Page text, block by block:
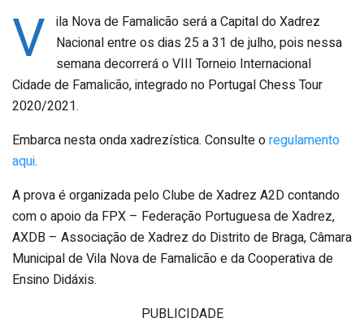
V ila Nova de Famalicão será a Capital do Xadrez
Nacional entre os dias 25 a 31 de julho, pois nessa
semana decorrerá o VIII Torneio Internacional
Cidade de Famalicão, integrado no Portugal Chess Tour
2020/2021.
Embarca nesta onda xadrezística. Consulte oregulamento
aqui.
A prova é organizada pelo Clube de Xadrez A2D contando
com o apoio da FPX – Federação Portuguesa de Xadrez,
AXDB – Associação de Xadrez do Distrito de Braga, Câmara
Municipal de Vila Nova de Famalicão e da Cooperativa de
Ensino Didáxis.
PUBLICIDADE